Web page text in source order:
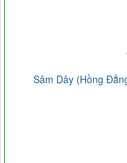
Sâm Dây (Hồng